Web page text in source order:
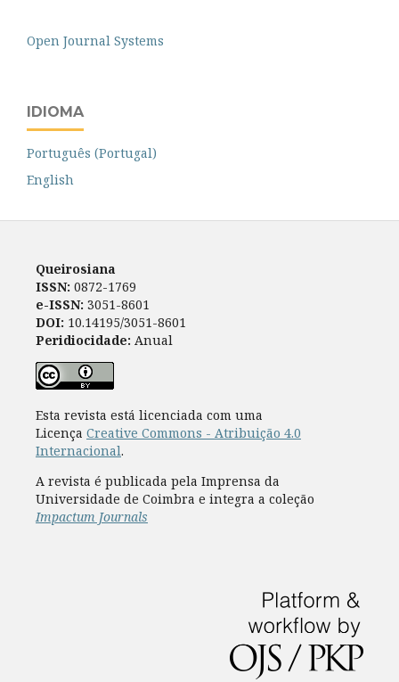
Open Journal Systems
IDIOMA
Português (Portugal)
English
Queirosiana
ISSN: 0872-1769
e-ISSN: 3051-8601
DOI: 10.14195/3051-8601
Peridiocidade: Anual
Esta revista está licenciada com uma
Licença Creative Commons - Atribuição 4.0
Internacional.
A revista é publicada pela Imprensa da
Universidade de Coimbra e integra a coleção
Impactum Journals